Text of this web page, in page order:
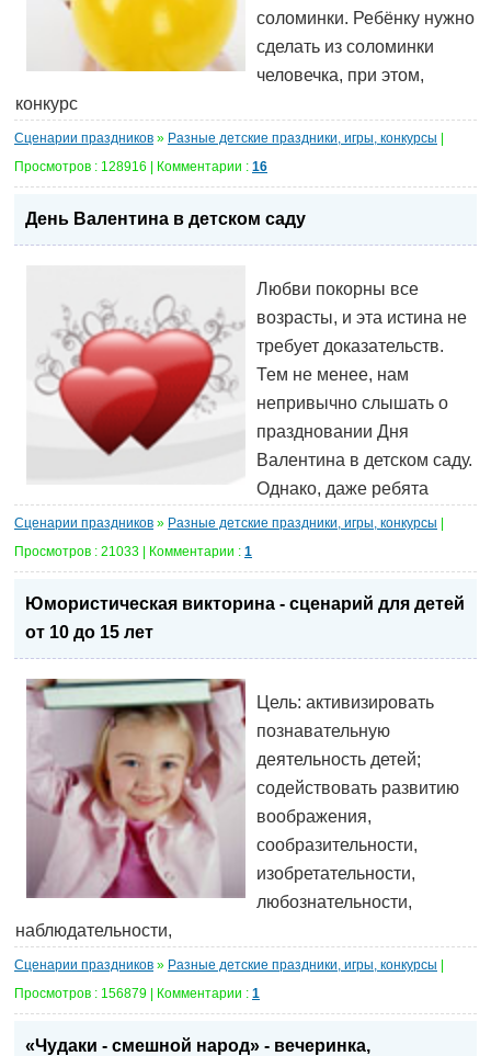
соломинки. Ребёнку нужно
сделать из соломинки
человечка, при этом,
конкурс
Сценарии праздников » Разные детские праздники, игры, конкурсы |
Просмотров : 128916 | Комментарии : 16
День Валентина в детском саду
Любви покорны все
возрасты, и эта истина не
требует доказательств.
Тем не менее, нам
непривычно слышать о
праздновании Дня
Валентина в детском саду.
Однако, даже ребята
Сценарии праздников » Разные детские праздники, игры, конкурсы |
Просмотров : 21033 | Комментарии : 1
Юмористическая викторина - сценарий для детей
от 10 до 15 лет
Цель: активизировать
познавательную
деятельность детей;
содействовать развитию
воображения,
сообразительности,
изобретательности,
любознательности,
наблюдательности,
Сценарии праздников » Разные детские праздники, игры, конкурсы |
Просмотров : 156879 | Комментарии : 1
«Чудаки - смешной народ» - вечеринка,